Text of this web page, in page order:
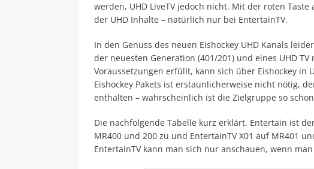
werden, UHD LiveTV jedoch nicht. Mit der roten
der UHD Inhalte – natürlich nur bei EntertainTV.
In den Genuss des neuen Eishockey UHD Kanals
der neuesten Generation (401/201) und eines UHD TV
Voraussetzungen erfüllt, kann sich über Eishockey in
Eishockey Pakets ist erstaunlicherweise nicht nötig,
enthalten – wahrscheinlich ist die Zielgruppe so
Die nachfolgende Tabelle kurz erklärt, Entertain ist
MR400 und 200 zu und EntertainTV X01 auf MR401
EntertainTV kann man sich nur anschauen, wenn